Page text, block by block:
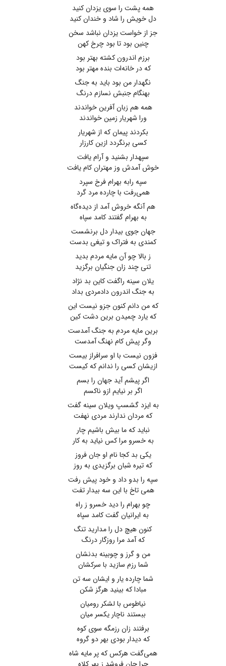
همه پشت را سوی یزدان کنید
دل خویش را شاد و خندان کنید
جز از خواست یزدان نباشد سخن
چنین بود تا بود چرخ کهن
برزم اندرون کشته بهتر بود
که در خانه‌ات بنده مهتر بود
نگهدار من بود باید به جنگ
بهنگام جنبش نسازم درنگ
همه هم زبان آفرین خواندند
ورا شهریار زمین خواندند
بکردند پیمان که از شهریار
کسی برنگردد ازین کارزار
سپهدار بشنید و آرام یافت
خوش آمدش وز مهتران کام یافت
سپه رابه بهرام فرخ سپرد
همی‌رفت با چارده مرد گرد
هم آنگه خروش آمد از دیده‌گاه
به بهرام گفتند کامد سپاه
جهان جوی بیدار دل برنشست
کمندی به فتراک و تیغی بدست
ز بالا چو آن مایه مردم بدید
تنی چند زان جنگیان برگزید
یلان سینه راگفت کاین بد نژاد
به جنگ اندرون دادمردی بداد
که من دانم کنون جزو نیست این
که یارد چمیدن برین دشت کین
برین مایه مردم به جنگ آمدست
وگر پیش کام نهنگ آمدست
فزون نیست با او سرافراز بیست
ازیشان کسی را ندانم که کیست
اگر پیشم آید جهان را بسم
اگر بر نیایم ازو ناکسم
به ایزد گشسپ ویلان سینه گفت
که مردان ندارند مردی نهفت
نباید که ما بیش باشیم چار
به خسرو مرا کس نیاید به کار
یکی بد کجا نام او جان فروز
که تیره شبان برگزیدی به روز
سپه را بدو داد و خود پیش رفت
همی تاخ با این سه بیدار تفت
چو بهرام را دید خسرو ز راه
به ایرانیان گفت کامد سپاه
کنون هیچ دل را مدارید تنگ
که آمد مرا روزگار درنگ
من و گرز و چوبینه بدنشان
شما رزم سازید با سرکشان
شما چارده یار و ایشان سه تن
مبادا که بینید هرگز شکن
نیاطوس با لشکر رومیان
ببستند ناچار یکسر میان
برفتند زان رزمگه سوی کوه
که دیدار بودی بهر دو گروه
همی‌گفت هرکس که پر مایه شاه